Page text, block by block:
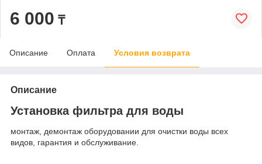
6 000 ₸
Описание Оплата Условия возврата
Описание
Установка фильтра для воды
монтаж, демонтаж оборудовании для очистки воды всех
видов, гарантия и обслуживание.